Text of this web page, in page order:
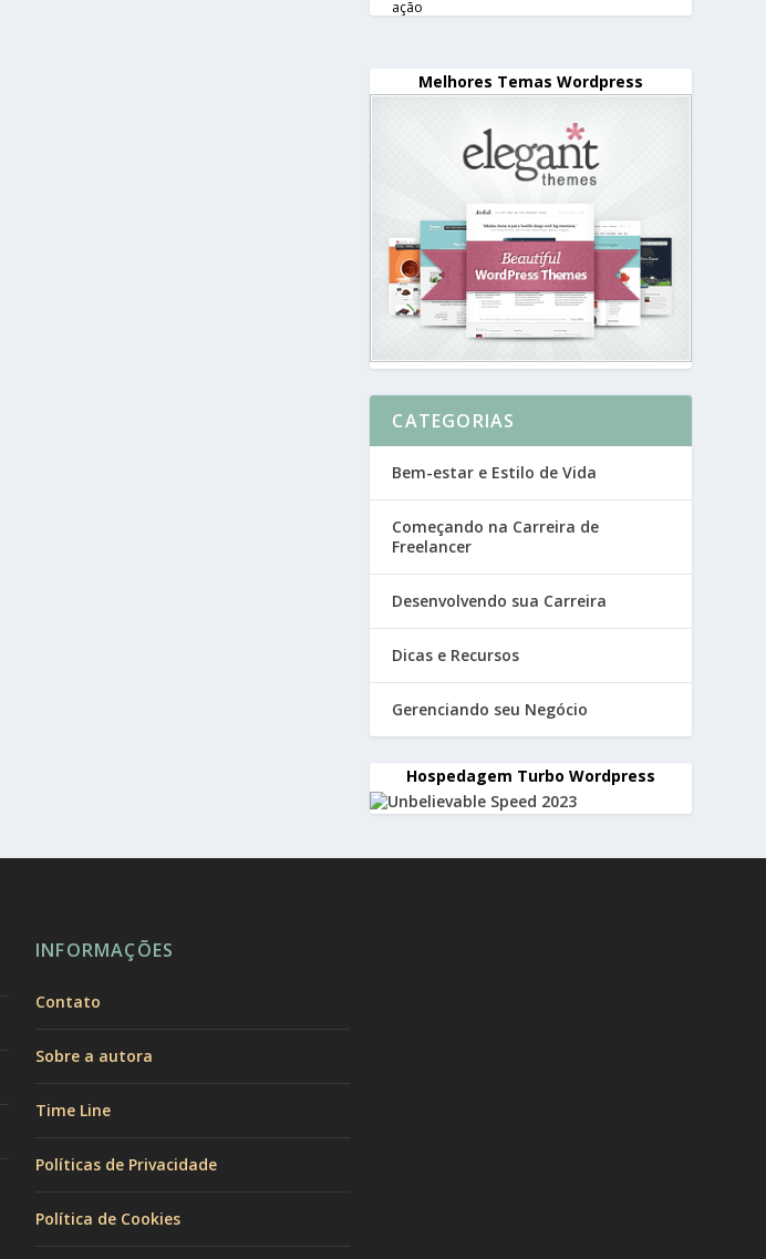
Melhores Temas Wordpress
CATEGORIAS
Bem-estar e Estilo de Vida
Começando na Carreira de
Freelancer
Desenvolvendo sua Carreira
Dicas e Recursos
Gerenciando seu Negócio
Hospedagem Turbo Wordpress
INFORMAÇÕES
Contato
Sobre a autora
Time Line
Políticas de Privacidade
Política de Cookies